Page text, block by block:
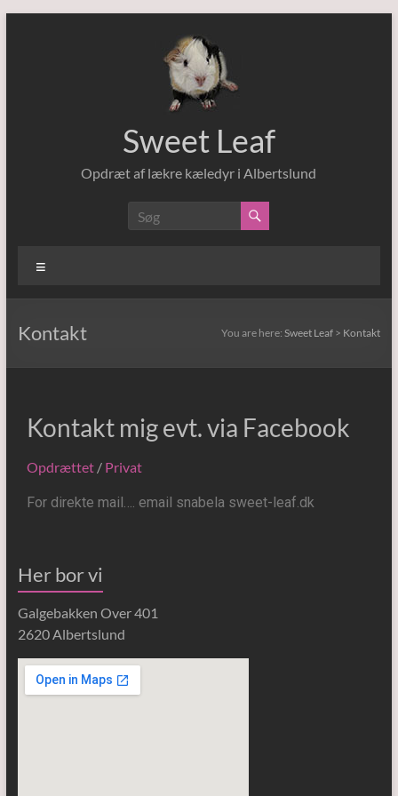
Sweet Leaf
Opdræt af lækre kæledyr i Albertslund
Kontakt You are here:Sweet Leaf > Kontakt
Kontakt mig evt. via Facebook
Opdrættet/ Privat
For direkte mail…. email snabela sweet-leaf.dk
Her bor vi
Galgebakken Over 401
2620 Albertslund